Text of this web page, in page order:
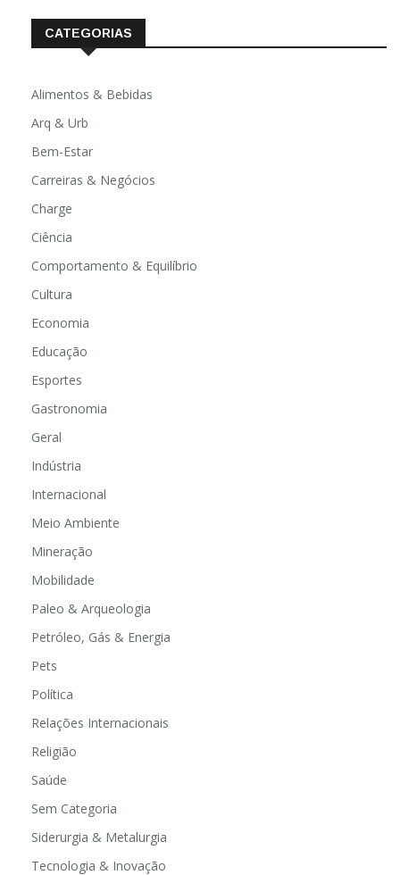
CATEGORIAS
Alimentos & Bebidas
Arq & Urb
Bem-Estar
Carreiras & Negócios
Charge
Ciência
Comportamento & Equilíbrio
Cultura
Economia
Educação
Esportes
Gastronomia
Geral
Indústria
Internacional
Meio Ambiente
Mineração
Mobilidade
Paleo & Arqueologia
Petróleo, Gás & Energia
Pets
Política
Relações Internacionais
Religião
Saúde
Sem Categoria
Siderurgia & Metalurgia
Tecnologia & Inovação